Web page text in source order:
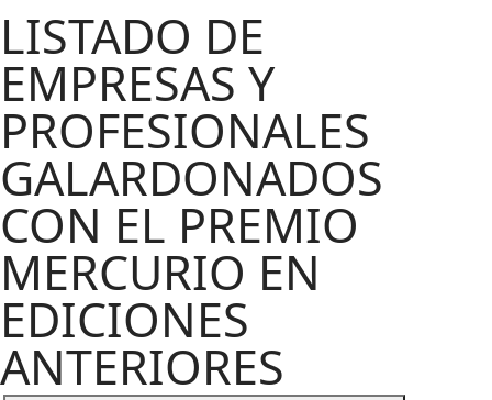
LISTADO DE
EMPRESAS Y
PROFESIONALES
GALARDONADOS
CON EL PREMIO
MERCURIO EN
EDICIONES
ANTERIORES